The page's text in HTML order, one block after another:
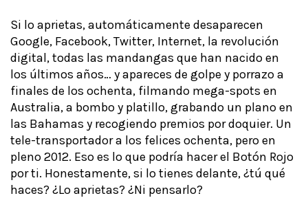
Si lo aprietas, automáticamente desaparecen
Google, Facebook, Twitter, Internet, la revolución
digital, todas las mandangas que han nacido en
los últimos años… y apareces de golpe y porrazo a
finales de los ochenta, filmando mega-spots en
Australia, a bombo y platillo, grabando un plano en
las Bahamas y recogiendo premios por doquier. Un
tele-transportador a los felices ochenta, pero en
pleno 2012. Eso es lo que podría hacer el Botón Rojo
por ti. Honestamente, si lo tienes delante, ¿tú qué
haces? ¿Lo aprietas? ¿Ni pensarlo?